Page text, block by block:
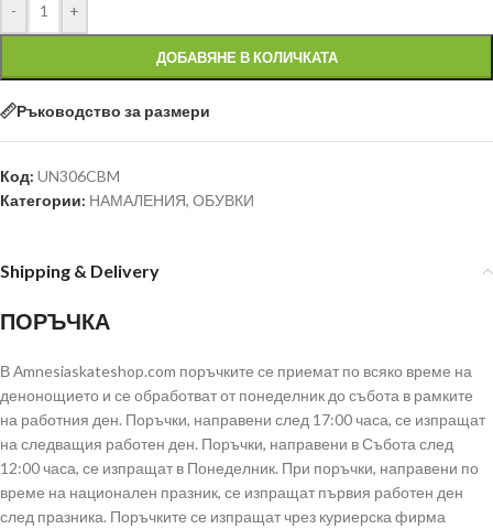
- +
ДОБАВЯНЕ В КОЛИЧКАТА
Ръководство за размери
Код: UN306CBM
Категории: НАМАЛЕНИЯ, ОБУВКИ
Shipping & Delivery
ПОРЪЧКА
В Аmnesiaskateshop.com поръчките се приемат по всяко време на
денонощието и се обработват от понеделник до събота в рамките
на работния ден. Поръчки, направени след 17:00 часа, се изпращат
на следващия работен ден. Поръчки, направени в Събота след
12:00 часа, се изпращат в Понеделник. При поръчки, направени по
време на национален празник, се изпращат първия работен ден
след празника. Поръчките се изпращат чрез куриерска фирма